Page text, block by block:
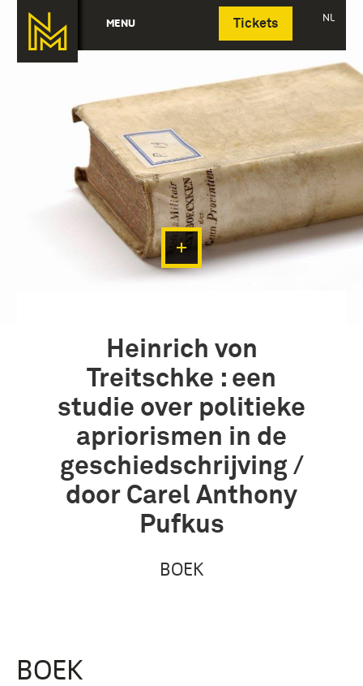
MENU Tickets NL
Deutsch
Heinrich von
Treitschke : een
studie over politieke
apriorismen in de
geschiedschrijving /
door Carel Anthony
Pufkus
BOEK
BOEK